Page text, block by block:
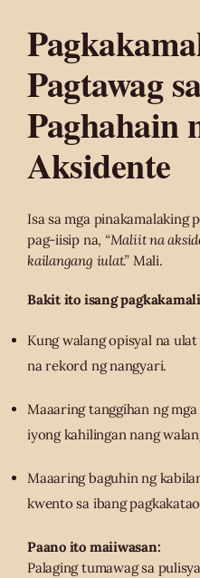
Pagtawag
Paghahain
Aksidente
Isa sa mga pinakamalaking
pag-iisip na, “Maliit na
kailangang iulat.”Mali.
Bakit ito isang
Kung walang opisyal na
na rekord ng nangyari.
Maaaring tanggihan ng
iyong kahilingan nang
Maaaring baguhin ng
kwento sa ibang
Paano ito maiiwasan:
Palaging tumawag sa